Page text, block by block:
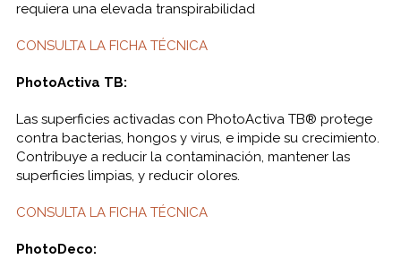
requiera una elevada transpirabilidad
CONSULTA LA FICHA TÉCNICA
PhotoActiva TB:
Las superficies activadas con PhotoActiva TB® protege
contra bacterias, hongos y virus, e impide su crecimiento.
Contribuye a reducir la contaminación, mantener las
superficies limpias, y reducir olores.
CONSULTA LA FICHA TÉCNICA
PhotoDeco: